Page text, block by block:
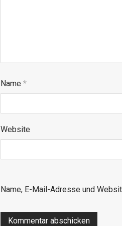
Name *
Website
Name, E-Mail-Adresse und